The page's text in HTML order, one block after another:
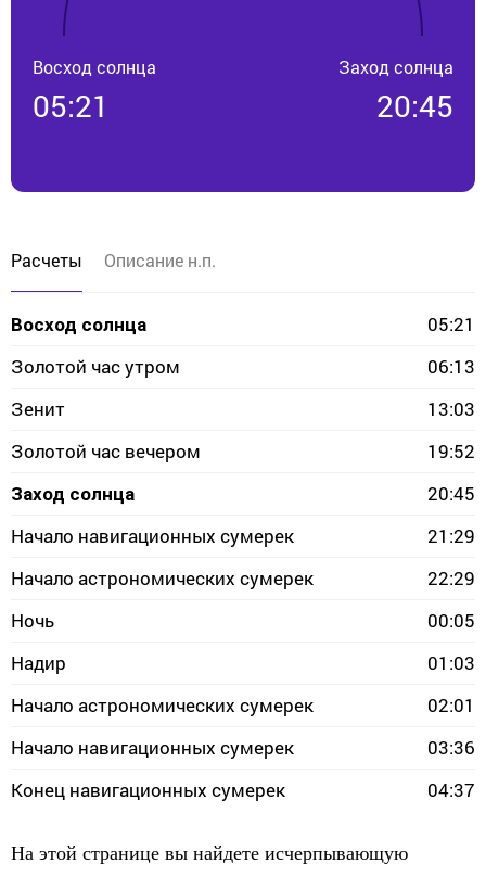
Восход солнца
05:21
Заход солнца
20:45
Расчеты Описание н.п.
Восход солнца
05:21
Золотой час утром
06:13
Зенит
13:03
Золотой час вечером
19:52
Заход солнца
20:45
Начало навигационных сумерек
21:29
Начало астрономических сумерек
22:29
Ночь
00:05
Надир
01:03
Начало астрономических сумерек
02:01
Начало навигационных сумерек
03:36
Конец навигационных сумерек
04:37
На этой странице вы найдете исчерпывающую